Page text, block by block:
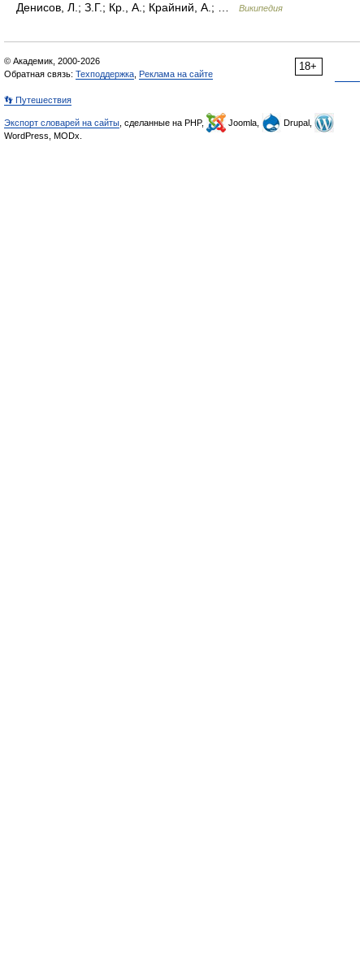
Денисов, Л.; З.Г.; Кр., А.; Крайний, А.; …
Википедия
18+
© Академик, 2000-2026
Обратная связь: Техподдержка Реклама на сайте
👣 Путешествия
Экспорт словарей на сайты , сделанные на PHP, Joomla,
Drupal,
WordPress, MODx.